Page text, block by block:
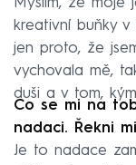
Myslím, že moje
kreativní buňky
jen proto, že
vychovala mě,
duši a v tom,
Co se mi na
nadaci. Řekni
Je to nadace